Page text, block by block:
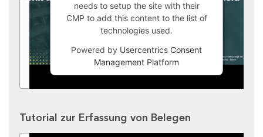
needs to setup the site with their
CMP to add this content to the list of
technologies used.
Powered by Usercentrics Consent
Management Platform
Tutorial zur Erfassung von Belegen